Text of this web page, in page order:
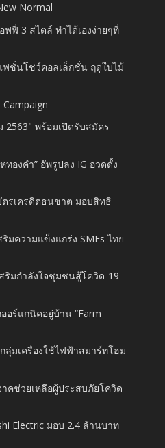
Normal
ฟี่ 3 สไตล์ ทำได้เองง่ายๆที่
ฟชั่นโชว์คอลเล็กชั่น ฤดูใบไม้
Campaign
2563" พร้อมเปิดรับสมัคร
ทองคำ” อัพรูปลง IG อวดดั้ง
ตรเครดิตธนชาต มอบสิทธิ
มความแข็งแกร่ง SMEs ไทย
ริมกำลังใจชุมชนสู้โควิด-19
อร์แกนิคอยู่บ้าน “Farm
ลุ่มเครื่องใช้ไฟฟ้าสมาร์ทโฮม
คช่วยเหลือผู้ประสบภัยโควิด
Electric มอบ 2.4 ล้านบาท